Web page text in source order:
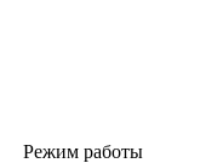
Режим работы